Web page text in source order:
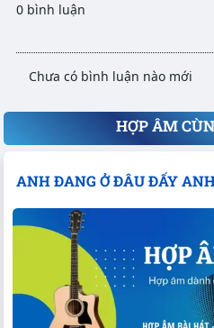
0 bình luận
Chưa có bình luận nào mới
HỢP ÂM
ANH ĐANG Ở ĐÂU ĐẤY